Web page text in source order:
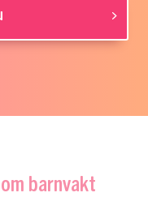
barnvakt